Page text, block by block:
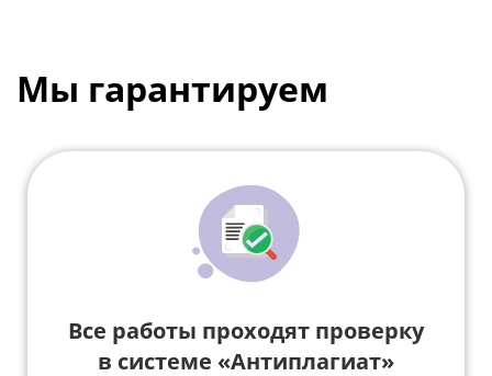
Мы гарантируем
Все работы проходят проверку
в системе «Антиплагиат»